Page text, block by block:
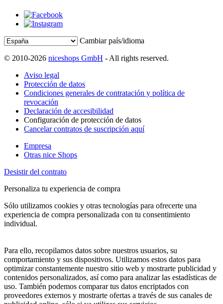
Cambiar país/idioma
© 2010-2026 niceshops GmbH - All rights reserved.
Aviso legal
Protección de datos
Condiciones generales de contratación y política de
revocación
Declaración de accesibilidad
Configuración de protección de datos
Cancelar contratos de suscripción aquí
Empresa
Otras nice Shops
Desistir del contrato
Personaliza tu experiencia de compra
Sólo utilizamos cookies y otras tecnologías para ofrecerte una
experiencia de compra personalizada con tu consentimiento
individual.
Para ello, recopilamos datos sobre nuestros usuarios, su
comportamiento y sus dispositivos. Utilizamos estos datos para
optimizar constantemente nuestro sitio web y mostrarte publicidad y
contenidos personalizados, así como para analizar las estadísticas de
uso. También podemos comparar tus datos encriptados con
proveedores externos y mostrarte ofertas a través de sus canales de